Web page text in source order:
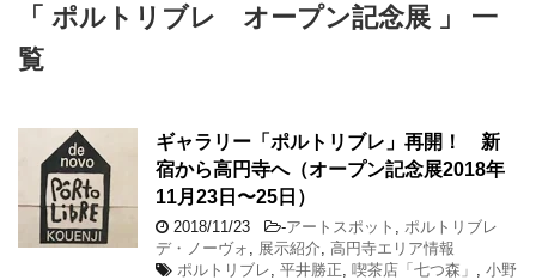
「 ポルトリブレ オープン記念展 」 一
覧
ギャラリー「ポルトリブレ」再開！ 新
宿から高円寺へ（オープン記念展2018年
11月23日〜25日）
2018/11/23 -アートスポット
ポルトリブレ
デ・ノーヴォ
展示紹介 高円寺エリア情報
ポルトリブレ 平井勝正 喫茶店「七つ森」
小野